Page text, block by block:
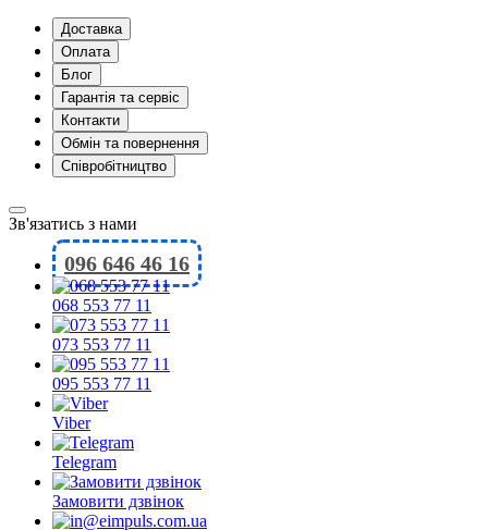
Доставка
Оплата
Блог
Гарантія та сервіс
Контакти
Обмін та повернення
Співробітництво
Зв'язатись з нами
096 646 46 16
068 553 77 11
073 553 77 11
095 553 77 11
Viber
Telegram
Замовити дзвінок